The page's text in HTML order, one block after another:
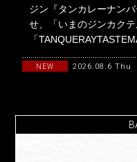
ジン『タンカレーナン
せ、「いまのジンカク
「
NEW 2026.08.6 Thu